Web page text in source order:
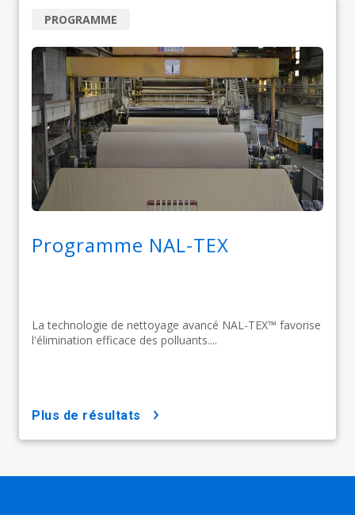
Programme NAL-TEX
La technologie de nettoyage avancé NAL-TEX™ favorise
l'élimination efficace des polluants....
PROGRAMME
plus de résultats